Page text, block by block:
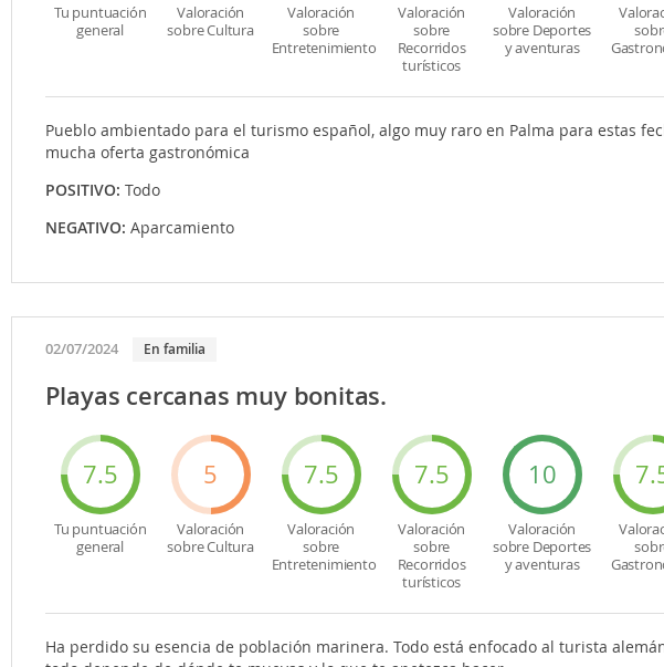
Tu puntuación
general
Valoración
sobre Cultura
Valoración
sobre
Entretenimiento
Valoración
sobre
Recorridos
turísticos
Valoración
sobre Deportes
y aventuras
Pueblo ambientado para el turismo español, algo muy raro en Palma para estas
mucha oferta gastronómica
POSITIVO: Todo
NEGATIVO: Aparcamiento
02/07/2024 En familia
Playas cercanas muy bonitas.
7.5
Tu puntuación
general
5
Valoración
sobre Cultura
7.5
Valoración
sobre
Entretenimiento
7.5
Valoración
sobre
Recorridos
turísticos
10
Valoración
sobre Deportes
y aventuras
Ha perdido su esencia de población marinera. Todo está enfocado al turista